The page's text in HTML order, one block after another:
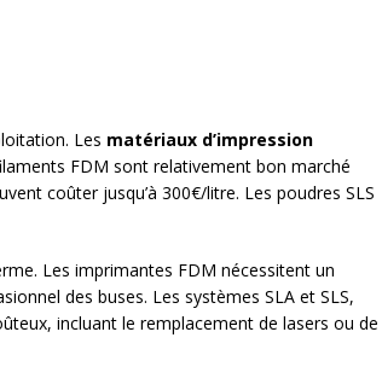
Les matériaux d’impression
FDM sont relativement bon marché
coûter jusqu’à 300€/litre. Les poudres SLS
Les imprimantes FDM nécessitent un
des buses. Les systèmes SLA et SLS,
incluant le remplacement de lasers ou de